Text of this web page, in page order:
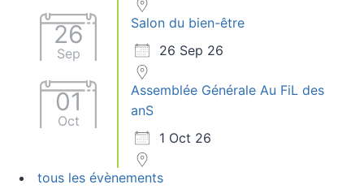
26
Sep
Salon du bien-être
26 Sep 26
01
Oct
Assemblée Générale Au FiL des
anS
1 Oct 26
tous les évènements